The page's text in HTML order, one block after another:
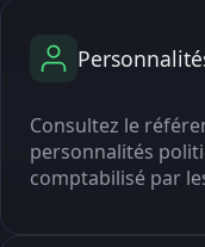
Consultez le
personnalités
comptabilisé par